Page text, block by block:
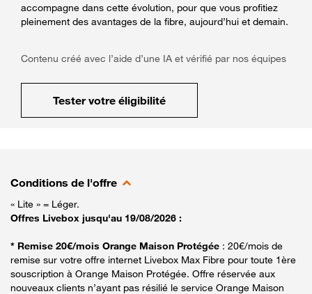
accompagne dans cette évolution, pour que vous profitiez
pleinement des avantages de la fibre, aujourd’hui et demain.
Contenu créé avec l’aide d’une IA et vérifié par nos équipes
Tester votre éligibilité
Conditions de l'offre
« Lite » = Léger.
Offres Livebox jusqu'au 19/08/2026 :
* Remise 20€/mois Orange Maison Protégée : 20€/mois de
remise sur votre offre internet Livebox Max Fibre pour toute 1ère
souscription à Orange Maison Protégée. Offre réservée aux
nouveaux clients n’ayant pas résilié le service Orange Maison